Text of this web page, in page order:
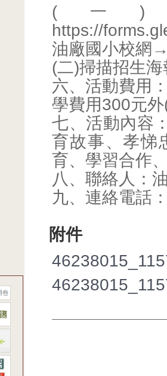
(一)
https://
油廠國小校網
(二)掃描招生
六、活動費用
學費用300元
七、活動內容
育故事、孝悌
育、學習合作
八、聯絡人：
九、連絡電話
附件